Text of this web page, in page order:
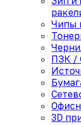
Чипы
ПЗК /
3D